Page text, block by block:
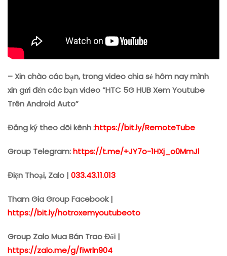
– Xin chào các bạn, trong video chia sẻ hôm nay mình
xin gửi đến các bạn video “HTC 5G HUB Xem Youtube
Trên Android Auto”
Đăng ký theo dõi kênh :https://bit.ly/RemoteTube
Group Telegram:https://t.me/+JY7o-1HXj_o0MmJl
Điện Thoại, Zalo | 033.43.11.013
Tham Gia Group Facebook |
https://bit.ly/hotroxemyoutubeoto
Group Zalo Mua Bán Trao Đổi |
https://zalo.me/g/fiwrln904